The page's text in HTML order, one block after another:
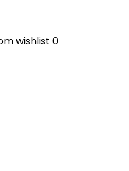
wishlist 0